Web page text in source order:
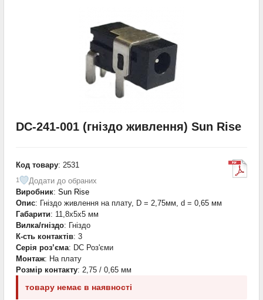
DC-241-001 (гніздо живлення) Sun Rise
Код товару: 2531
1
Додати до обраних
Виробник: Sun Rise
Опис: Гніздо живлення на плату, D = 2,75мм, d = 0,65 мм
Габарити: 11,8x5x5 мм
Вилка/гніздо: Гніздо
К-сть контактів: 3
Серія роз’єма: DC Роз'єми
Монтаж: На плату
Розмір контакту: 2,75 / 0,65 мм
товару немає в наявності